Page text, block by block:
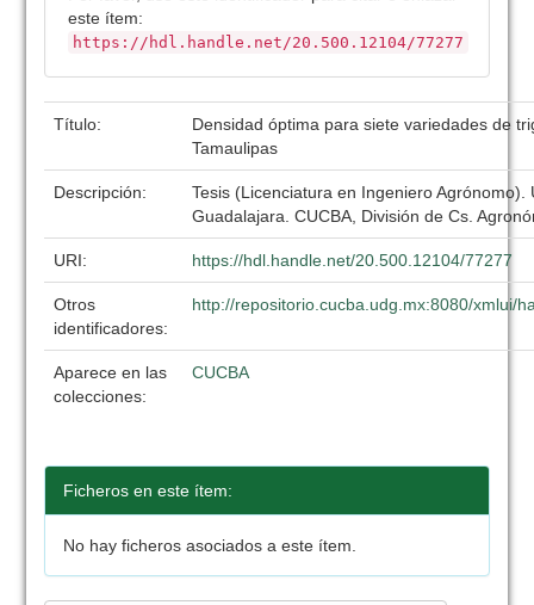
este ítem:
https://hdl.handle.net/20.500.12104/77277
Título:
Densidad óptima para siete variedades de
Tamaulipas
Descripción:
Tesis (Licenciatura en Ingeniero Agrónomo).
Guadalajara. CUCBA, División de Cs.
URI: https://hdl.handle.net/20.500.12104/77277
Otros
identificadores:
http://repositorio.cucba.udg.mx:8080/xmlui/
Aparece en las
colecciones:
CUCBA
Ficheros en este ítem:
No hay ficheros asociados a este ítem.